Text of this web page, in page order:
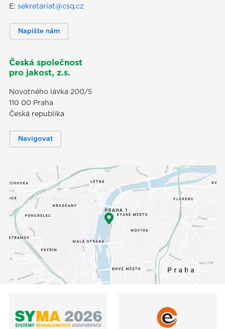
E: sekretariat@csq.cz
Napište nám
Česká společnost
pro jakost, z.s.
Novotného lávka 200/5
110 00 Praha
Česká republika
Navigovat